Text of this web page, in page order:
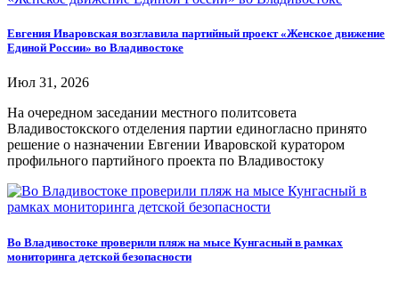
Евгения Иваровская возглавила партийный проект «Женское движение
Единой России» во Владивостоке
Июл 31, 2026
На очередном заседании местного политсовета
Владивостокского отделения партии единогласно принято
решение о назначении Евгении Иваровской куратором
профильного партийного проекта по Владивостоку
Во Владивостоке проверили пляж на мысе Кунгасный в рамках
мониторинга детской безопасности